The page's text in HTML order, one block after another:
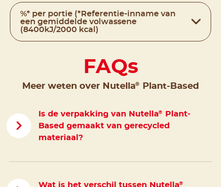
%* per portie (*Referentie-inname van
een gemiddelde volwassene
(8400kJ/2000 kcal)
FAQs
Meer weten over Nutella® Plant-Based
Is de verpakking van Nutella®
Plant-
Based gemaakt van gerecycled
materiaal?
Wat is het verschil tussen Nutella®